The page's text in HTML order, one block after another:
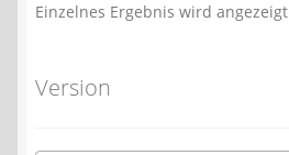
Einzelnes Ergebnis wird angezeigt
Version